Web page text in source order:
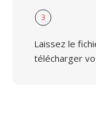
3
Laissez le
télécharger